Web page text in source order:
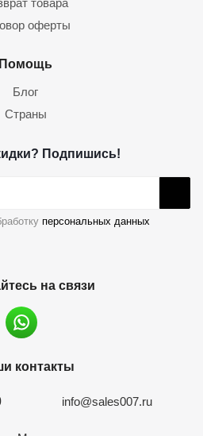
товара
оферты
Помощь
Блог
Страны
Подпишись!
персональных данных
на связи
контакты
info@sales007.ru